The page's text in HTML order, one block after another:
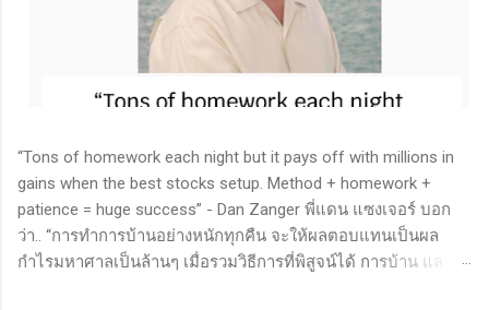
“Tons of homework each night but it pays off with millions in
gains when the best stocks setup. Method + homework +
patience = huge success” - Dan Zanger พี่แดน แซงเจอร์ บอก
ว่า.. “การทำการบ้านอย่างหนักทุกคืน จะให้ผลตอบแทนเป็นผล
กำไรมหาศาลเป็นล้านๆ เมื่อรวมวิธีการที่พิสูจน์ได้ การบ้าน และ